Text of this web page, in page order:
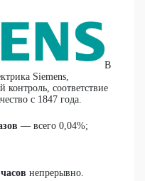
В
Siemens,
соответствие
с 1847 года.
— всего 0,04%;
непрерывно.